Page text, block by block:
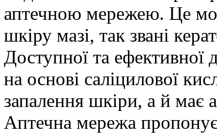
аптечною мережею. Це
шкіру мазі, так звані
Доступної та ефективної
на основі саліцилової
запалення шкіри, а й має
Аптечна мережа